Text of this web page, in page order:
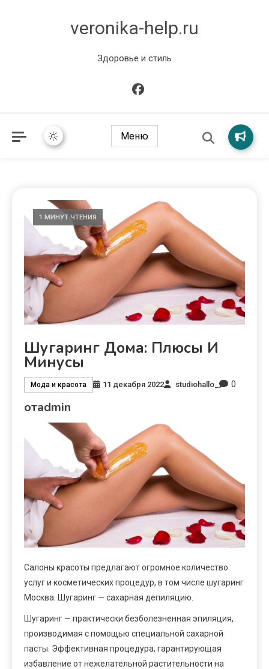
veronika-help.ru
Здоровье и стиль
Меню
1 МИНУТ ЧТЕНИЯ
Шугаринг Дома: Плюсы И
Минусы
Мода и красота 11 декабря 2022 studiohallo_ 0
отadmin
Салоны красоты предлагают огромное количество
услуг и косметических процедур, в том числе шугаринг
Москва. Шугаринг — сахарная депиляцию.
Шугаринг — практически безболезненная эпиляция,
производимая с помощью специальной сахарной
пасты. Эффективная процедура, гарантирующая
избавление от нежелательной растительности на